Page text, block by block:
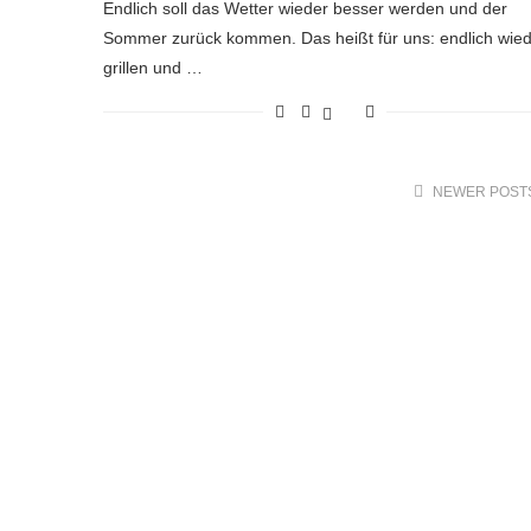
Endlich soll das Wetter wieder besser werden und der
Sommer zurück kommen. Das heißt für uns: endlich
grillen und …
NEWER